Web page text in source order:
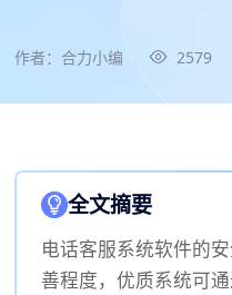
作者：合力小编 2579
全文摘要
电话客服系统软件的
善程度，优质系统可